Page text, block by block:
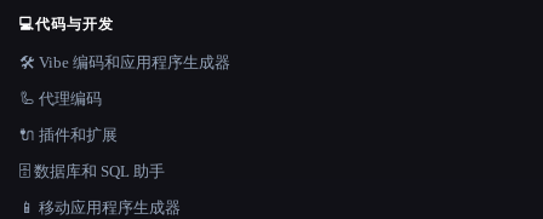
💻代码与开发
🛠️ Vibe 编码和应用程序生成器
🦾 代理编码
🔌 插件和扩展
🗄️ 数据库和 SQL 助手
📱 移动应用程序生成器